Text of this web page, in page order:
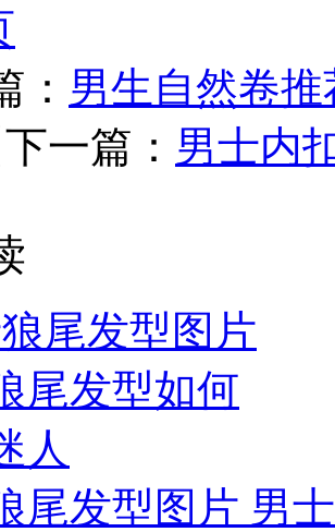
： 男生自然卷
下一篇： 男士内
尾发型图片 男